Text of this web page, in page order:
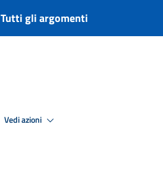
Tutti gli argomenti
Vedi azioni